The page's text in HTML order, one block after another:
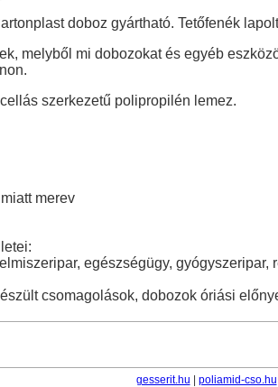
doboz gyártható. Tetőfenék
melyből mi dobozokat és egyéb
szerkezetű polipropilén lemez.
merev
egészségügy, gyógyszeripar,
csomagolások, dobozok óriási
gesserit.hu poliamid-cso.hu